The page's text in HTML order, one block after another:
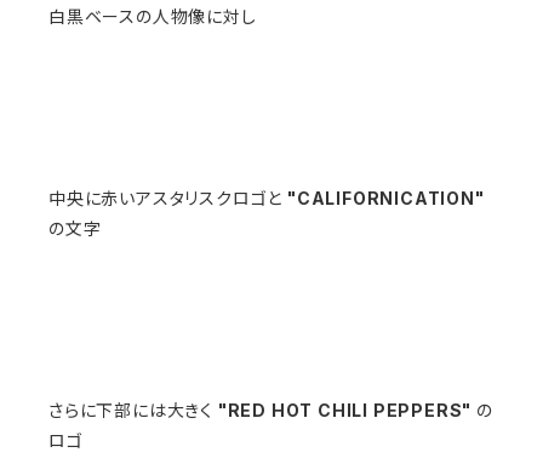
白黒ベースの人物像に対し
中央に赤いアスタリスクロゴと "CALIFORNICATION"
の文字
さらに下部には大きく "RED HOT CHILI PEPPERS" の
ロゴ